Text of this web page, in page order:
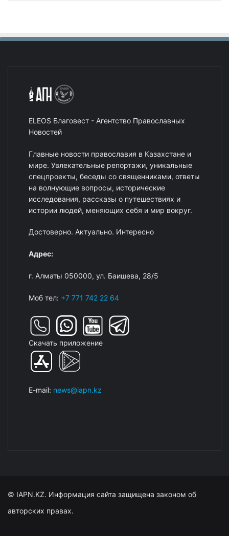
ELEOS Благовест - Агентство Православных
Новостей
Главные новости православия в Казахстане и
мире. Увлекательные репортажи, уникальные
спецпроекты, беседы со священниками, ответы
на волнующие вопросы, исторические
исследования, рассказы о путешествиях и
истории людей, меняющих себя и мир вокруг.
Достоверно. Актуально. Интересно
Адрес:
г. Алматы 050000, ул. Баишева, 28/5
Моб тел: +7 771 742 22 64
Скачать приложение
E-mail: news@iapn.kz
© IAPN.KZ. Информация сайта защищена законом об
авторских правах.